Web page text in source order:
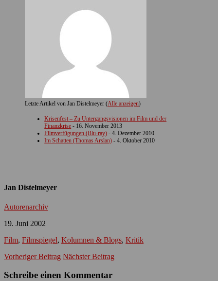
Letzte Artikel von Jan Distelmeyer(Alle anzeigen)
Krisenfest – Zu Untergangsvisionen im Film und der
Finanzkrise - 16. November 2013
Filmverfügungen (Blu-ray) - 4. Dezember 2010
Im Schatten (Thomas Arslan) - 4. Oktober 2010
Jan Distelmeyer
Autorenarchiv
19. Juni 2002
Film, Filmspiegel, Kolumnen & Blogs, Kritik
Vorheriger Beitrag Nächster Beitrag
Schreibe einen Kommentar